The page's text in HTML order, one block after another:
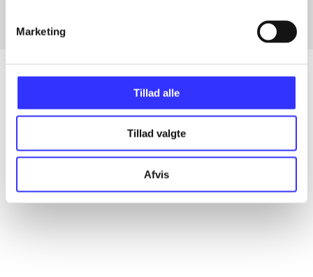
Marketing
Tillad alle
Tillad valgte
Afvis
Artikler
Alle registrerede artikler fordelt på udgivelser